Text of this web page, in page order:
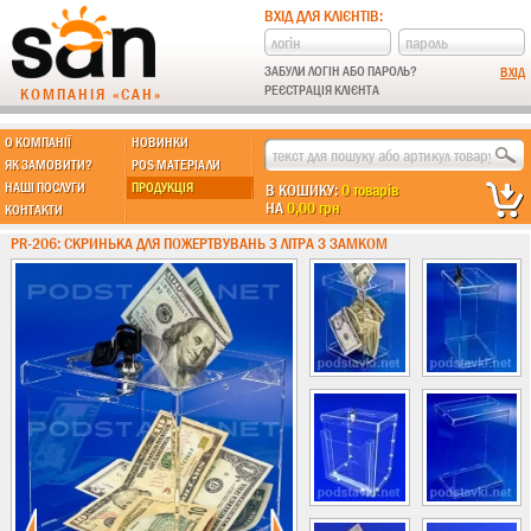
КОМПАНІЯ «САН»
ВХІД ДЛЯ КЛІЄНТІВ:
ЗАБУЛИ ЛОГІН АБО ПАРОЛЬ?
РЕЄСТРАЦІЯ КЛІЄНТА
О КОМПАНІЇ
НОВИНКИ
ЯК ЗАМОВИТИ?
POS МАТЕРІАЛИ
НАШІ ПОСЛУГИ
ПРОДУКЦІЯ
КОНТАКТИ
В КОШИКУ:0 товарів
НА0,00 грн
МЫ ДЕЛАЕМ:
Підставки із пластику
Новинки !!!
Різні підставки
Гірки та подіуми
Під канцтовари
Інші
Ящики з акрилу
Гірки для гель-лаку
Під морозиво
Для хот-догів
PR-206: СКРИНЬКА ДЛЯ ПОЖЕРТВУВАНЬ 3 ЛІТРА З ЗАМКОМ